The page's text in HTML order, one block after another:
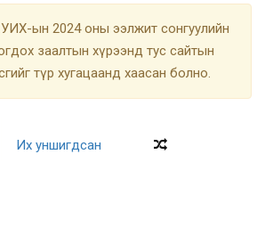
ын 2024 оны ээлжит сонгуулийн
заалтын хүрээнд тус сайтын
түр хугацаанд хаасан болно.
Их уншигдсан